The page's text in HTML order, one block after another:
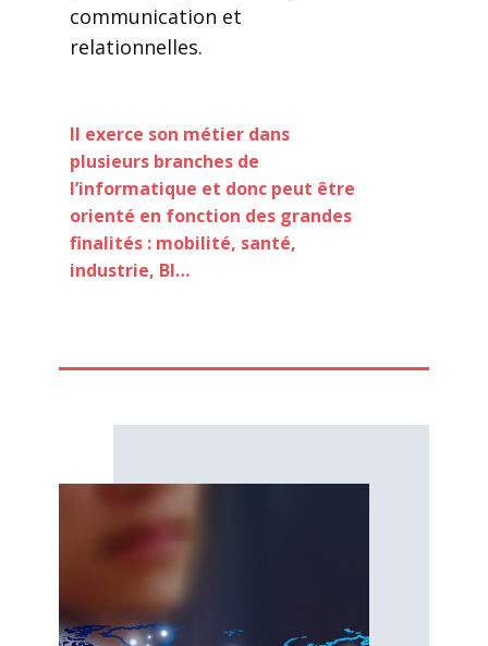
communication et
relationnelles.
Il exerce son métier dans
plusieurs branches de
l’informatique et donc peut être
orienté en fonction des grandes
finalités : mobilité, santé,
industrie, BI…